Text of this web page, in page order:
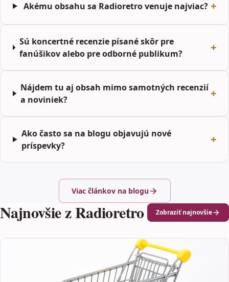
Akému obsahu sa Radioretro venuje najviac?
Sú koncertné recenzie písané skôr pre
fanúšikov alebo pre odborné publikum?
Nájdem tu aj obsah mimo samotných recenzií
a noviniek?
Ako často sa na blogu objavujú nové
príspevky?
Viac článkov na blogu
Najnovšie z Radioretro Zobraziť najnovšie